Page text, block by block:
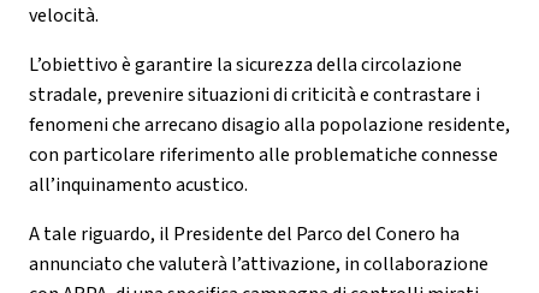
velocità.
L’obiettivo è garantire la sicurezza della circolazione
stradale, prevenire situazioni di criticità e contrastare i
fenomeni che arrecano disagio alla popolazione residente,
con particolare riferimento alle problematiche connesse
all’inquinamento acustico.
A tale riguardo, il Presidente del Parco del Conero ha
annunciato che valuterà l’attivazione, in collaborazione